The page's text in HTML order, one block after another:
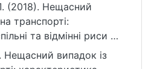
(2018). Нещасний
транспорті:
та відмінні риси із
на виробництві.
електронний
випадок із